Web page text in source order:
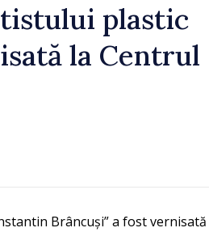
plastic
la Centrul
Brâncuși” a fost vernisată